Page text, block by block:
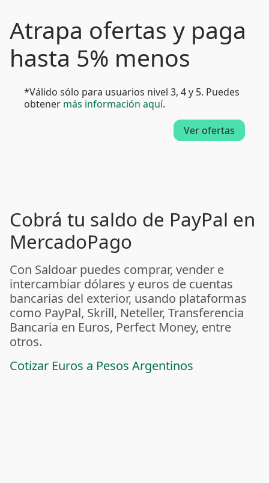
Atrapa ofertas y paga
hasta 5% menos
*Válido sólo para usuarios nivel 3, 4 y 5. Puedes
obtener más información aquí.
Ver ofertas
Cobrá tu saldo de PayPal en
MercadoPago
Con Saldoar puedes comprar, vender e
intercambiar dólares y euros de cuentas
bancarias del exterior, usando plataformas
como PayPal, Skrill, Neteller, Transferencia
Bancaria en Euros, Perfect Money, entre
otros.
Cotizar Euros a Pesos Argentinos